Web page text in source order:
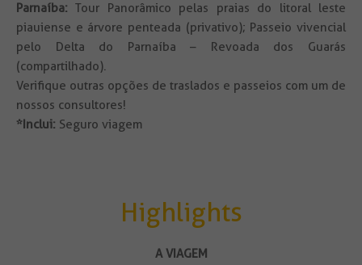
Parnaíba:Tour Panorâmico pelas praias do litoral leste
piauiense e árvore penteada (privativo); Passeio vivencial
pelo Delta do Parnaíba – Revoada dos Guarás
(compartilhado).
Verifique outras opções de traslados e passeios com um de
nossos consultores!
*Inclui: Seguro viagem
Highlights
A VIAGEM